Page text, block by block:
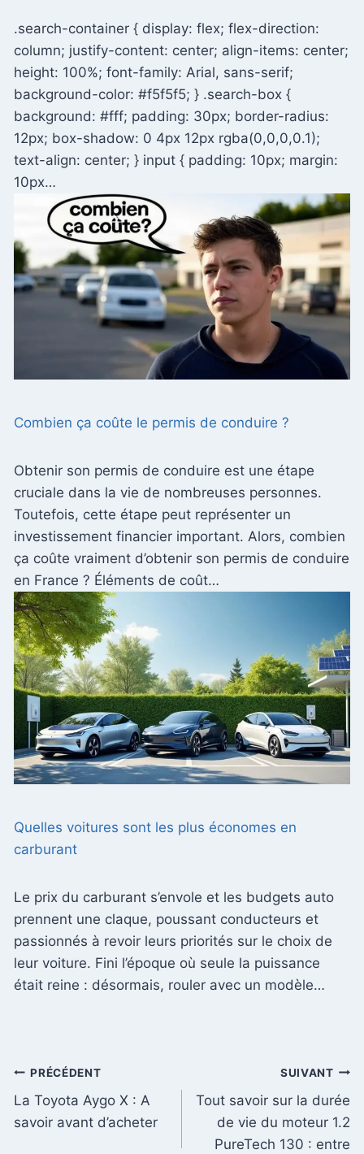
.search-container { display: flex; flex-direction:
column; justify-content: center; align-items: center;
height: 100%; font-family: Arial, sans-serif;
background-color: #f5f5f5; } .search-box {
background: #fff; padding: 30px; border-radius:
12px; box-shadow: 0 4px 12px rgba(0,0,0,0.1);
text-align: center; } input { padding: 10px; margin:
10px…
Combien ça coûte le permis de conduire ?
Obtenir son permis de conduire est une étape
cruciale dans la vie de nombreuses personnes.
Toutefois, cette étape peut représenter un
investissement financier important. Alors, combien
ça coûte vraiment d’obtenir son permis de conduire
en France ? Éléments de coût…
Quelles voitures sont les plus économes en
carburant
Le prix du carburant s’envole et les budgets auto
prennent une claque, poussant conducteurs et
passionnés à revoir leurs priorités sur le choix de
leur voiture. Fini l’époque où seule la puissance
était reine : désormais, rouler avec un modèle…
Navigation
de
PRÉCÉDENT
La Toyota Aygo X : A
savoir avant d’acheter
SUIVANT
Tout savoir sur la durée
de vie du moteur 1.2
PureTech 130 : entre